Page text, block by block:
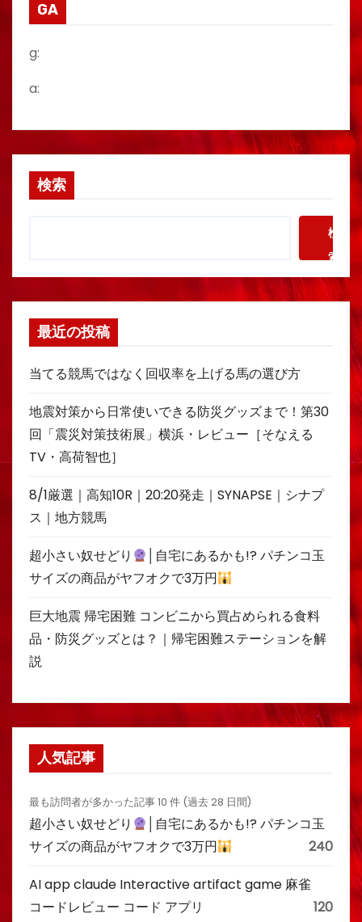
GA
g:
a:
検索
検
索
最近の投稿
当てる競馬ではなく回収率を上げる馬の選び方
地震対策から日常使いできる防災グッズまで！第30
回「震災対策技術展」横浜・レビュー［そなえる
TV・高荷智也］
8/1厳選｜高知10R｜20:20発走｜SYNAPSE｜シナプ
ス｜地方競馬
超小さい奴せどり
│自宅にあるかも!? パチンコ玉
サイズの商品がヤフオクで3万円
巨大地震 帰宅困難 コンビニから買占められる食料
品・防災グッズとは？｜帰宅困難ステーションを解
説
人気記事
最も訪問者が多かった記事 10 件 (過去 28 日間)
超小さい奴せどり
│自宅にあるかも!? パチンコ玉
サイズの商品がヤフオクで3万円
240
AI app claude Interactive artifact game 麻雀
コードレビュー コード アプリ
120